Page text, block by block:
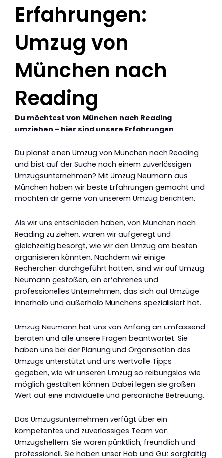
Erfahrungen:
Umzug von
München nach
Reading
Du möchtest von München nach Reading
umziehen – hier sind unsere Erfahrungen
Du planst einen Umzug von München nach Reading
und bist auf der Suche nach einem zuverlässigen
Umzugsunternehmen? Mit Umzug Neumann aus
München haben wir beste Erfahrungen gemacht und
möchten dir gerne von unserem Umzug berichten.
Als wir uns entschieden haben, von München nach
Reading zu ziehen, waren wir aufgeregt und
gleichzeitig besorgt, wie wir den Umzug am besten
organisieren könnten. Nachdem wir einige
Recherchen durchgeführt hatten, sind wir auf Umzug
Neumann gestoßen, ein erfahrenes und
professionelles Unternehmen, das sich auf Umzüge
innerhalb und außerhalb Münchens spezialisiert hat.
Umzug Neumann hat uns von Anfang an umfassend
beraten und alle unsere Fragen beantwortet. Sie
haben uns bei der Planung und Organisation des
Umzugs unterstützt und uns wertvolle Tipps
gegeben, wie wir unseren Umzug so reibungslos wie
möglich gestalten können. Dabei legen sie großen
Wert auf eine individuelle und persönliche Betreuung.
Das Umzugsunternehmen verfügt über ein
kompetentes und zuverlässiges Team von
Umzugshelfern. Sie waren pünktlich, freundlich und
professionell. Sie haben unser Hab und Gut sorgfältig